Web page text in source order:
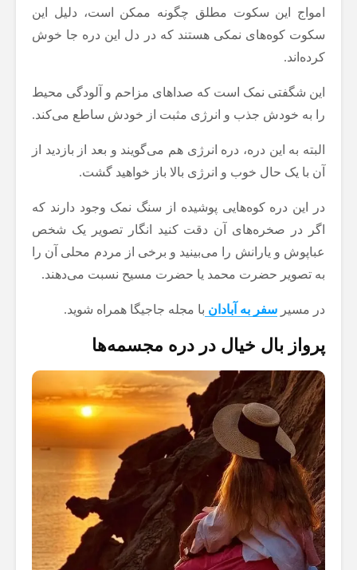
امواج این سکوت مطلق چگونه ممکن است، دلیل این
سکوت کوه‌های نمکی هستند که در دل این دره جا خوش
کرده‌اند.
این شگفتی نمک است که صداهای مزاحم و آلودگی محیط
را به خودش جذب و انرژی مثبت از خودش ساطع می‌کند.
البته به این دره، دره انرژی هم می‌گویند و بعد از بازدید از
آن با یک حال خوب و انرژی بالا باز خواهید گشت.
در این دره کوه‌هایی پوشیده از سنگ نمک وجود دارند که
اگر در صخره‌های آن دقت کنید انگار تصویر یک شخص
عباپوش و یارانش را می‌بینید و برخی از مردم محلی آن را
به تصویر حضرت محمد یا حضرت مسیح نسبت می‌دهند.
در مسیر سفر به آبادان با مجله جاجیگا همراه شوید.
پرواز بال خیال در دره مجسمه‌ها